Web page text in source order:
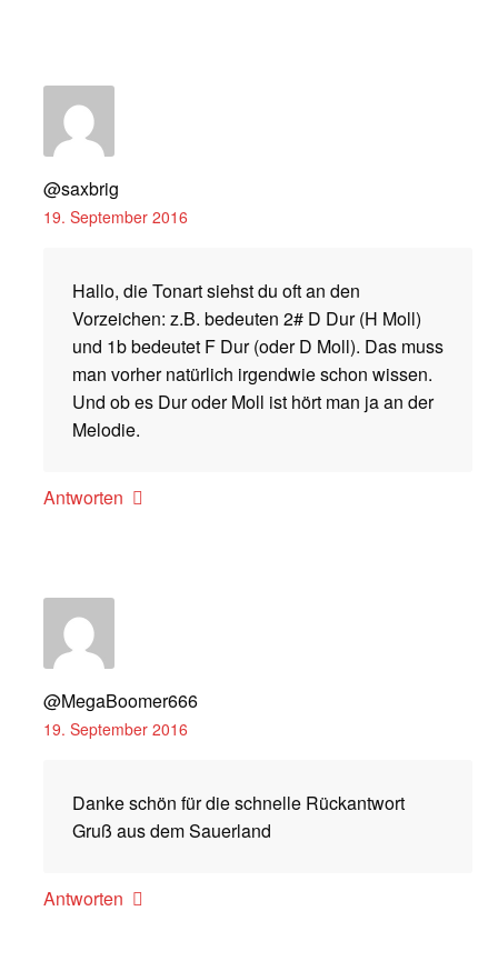
@saxbrig
19. September 2016
Hallo, die Tonart siehst du oft an den
Vorzeichen: z.B. bedeuten 2# D Dur (H Moll)
und 1b bedeutet F Dur (oder D Moll). Das muss
man vorher natürlich irgendwie schon wissen.
Und ob es Dur oder Moll ist hört man ja an der
Melodie.
Antworten
@MegaBoomer666
19. September 2016
Danke schön für die schnelle Rückantwort
Gruß aus dem Sauerland
Antworten